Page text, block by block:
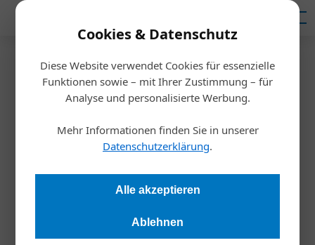
Cookies & Datenschutz
Diese Website verwendet Cookies für essenzielle
Funktionen sowie – mit Ihrer Zustimmung – für
Analyse und personalisierte Werbung.
Mehr Informationen finden Sie in unserer
Datenschutzerklärung.
Alle akzeptieren
Ablehnen
Startseite/Allgemein
Abschwung in der
österreichischen Industrie hält
im Mai an